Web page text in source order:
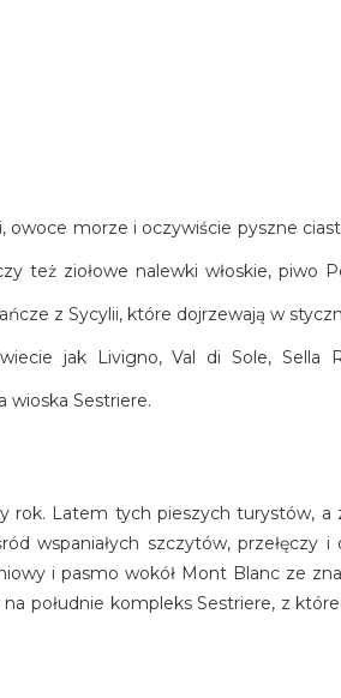
owoce morze i oczywiście pyszne
też ziołowe nalewki włoskie, piwo
z Sycylii, które dojrzewają w
jak Livigno, Val di Sole, Sella
wioska Sestriere.
rok. Latem tych pieszych turystów, a
wspaniałych szczytów, przełęczy i
i pasmo wokół Mont Blanc ze
południe kompleks Sestriere, z